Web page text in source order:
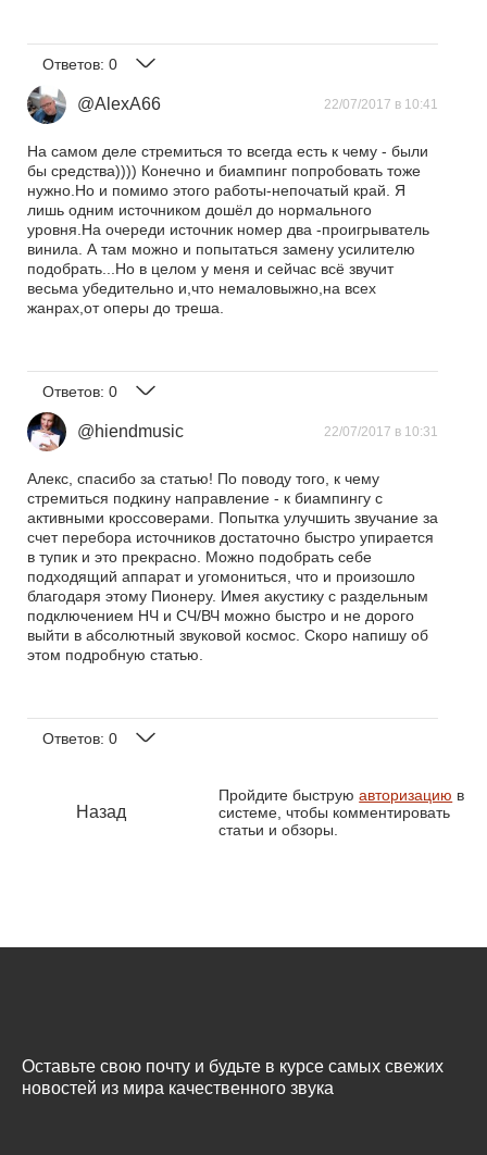
Ответов: 0
@AlexA66 22/07/2017 в 10:41
На самом деле стремиться то всегда есть к чему - были
бы средства)))) Конечно и биампинг попробовать тоже
нужно.Но и помимо этого работы-непочатый край. Я
лишь одним источником дошёл до нормального
уровня.На очереди источник номер два -проигрыватель
винила. А там можно и попытаться замену усилителю
подобрать...Но в целом у меня и сейчас всё звучит
весьма убедительно и,что немаловыжно,на всех
жанрах,от оперы до треша.
Ответов: 0
@hiendmusic 22/07/2017 в 10:31
Алекс, спасибо за статью! По поводу того, к чему
стремиться подкину направление - к биампингу с
активными кроссоверами. Попытка улучшить звучание за
счет перебора источников достаточно быстро упирается
в тупик и это прекрасно. Можно подобрать себе
подходящий аппарат и угомониться, что и произошло
благодаря этому Пионеру. Имея акустику с раздельным
подключением НЧ и СЧ/ВЧ можно быстро и не дорого
выйти в абсолютный звуковой космос. Скоро напишу об
этом подробную статью.
Ответов: 0
Назад
Пройдите быструюавторизацию в
системе, чтобы комментировать
статьи и обзоры.
Оставьте свою почту и будьте в курсе самых свежих
новостей из мира качественного звука